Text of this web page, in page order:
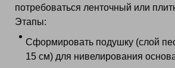
потребоваться ленточный или
Этапы:
Сформировать подушку (слой
15 см) для нивелирования